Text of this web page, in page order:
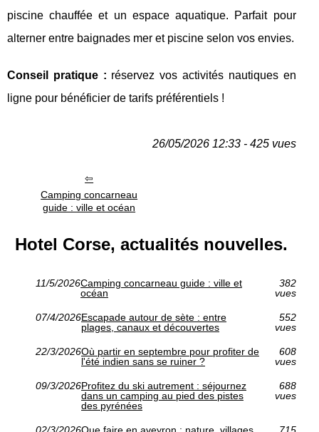
piscine chauffée et un espace aquatique. Parfait pour
alterner entre baignades mer et piscine selon vos envies.
Conseil pratique : réservez vos activités nautiques en
ligne pour bénéficier de tarifs préférentiels !
26/05/2026 12:33 - 425 vues
Camping concarneau
guide : ville et océan
Hotel Corse, actualités nouvelles.
11/5/2026Camping concarneau guide : ville et
océan
382
vues
07/4/2026Escapade autour de sète : entre
plages, canaux et découvertes
552
vues
22/3/2026Où partir en septembre pour profiter de
l'été indien sans se ruiner ?
608
vues
09/3/2026Profitez du ski autrement : séjournez
dans un camping au pied des pistes
des pyrénées
688
vues
02/3/2026Que faire en aveyron : nature, villages
715